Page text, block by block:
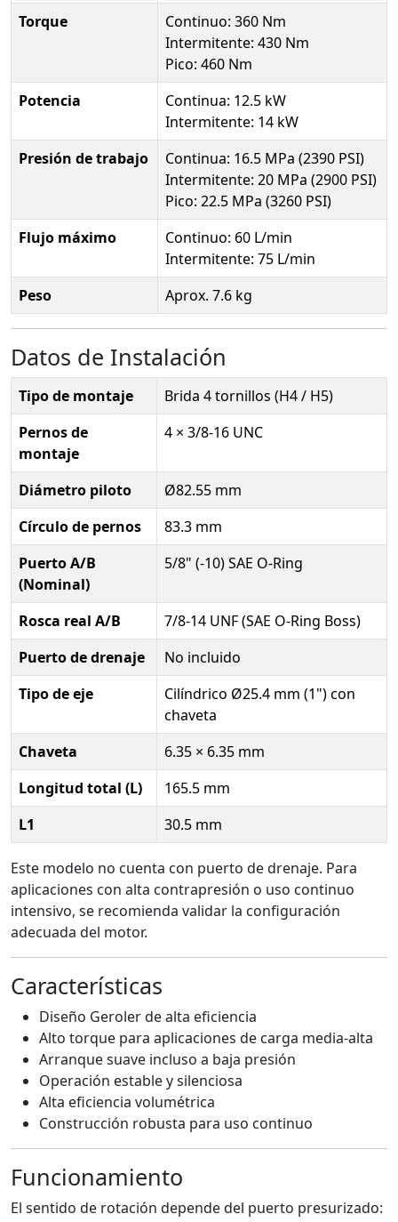
Torque
Continuo: 360 Nm
Intermitente: 430 Nm
Pico: 460 Nm
Potencia
Continua: 12.5 kW
Intermitente: 14 kW
Presión de trabajo
Continua: 16.5 MPa (2390 PSI)
Intermitente: 20 MPa (2900 PSI)
Pico: 22.5 MPa (3260 PSI)
Flujo máximo
Continuo: 60 L/min
Intermitente: 75 L/min
Peso
Aprox. 7.6 kg
Datos de Instalación
Tipo de montaje
Brida 4 tornillos (H4 / H5)
Pernos de
montaje
4 × 3/8-16 UNC
Diámetro piloto
Ø82.55 mm
Círculo de pernos
83.3 mm
Puerto A/B
(Nominal)
5/8" (-10) SAE O-Ring
Rosca real A/B
7/8-14 UNF (SAE O-Ring Boss)
Puerto de drenaje
No incluido
Tipo de eje
Cilíndrico Ø25.4 mm (1") con
chaveta
Chaveta
6.35 × 6.35 mm
Longitud total (L)
165.5 mm
L1
30.5 mm
Este modelo no cuenta con puerto de drenaje. Para
aplicaciones con alta contrapresión o uso continuo
intensivo, se recomienda validar la configuración
adecuada del motor.
Características
Diseño Geroler de alta eficiencia
Alto torque para aplicaciones de carga media-alta
Arranque suave incluso a baja presión
Operación estable y silenciosa
Alta eficiencia volumétrica
Construcción robusta para uso continuo
Funcionamiento
El sentido de rotación depende del puerto presurizado: